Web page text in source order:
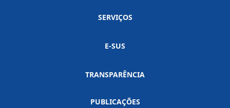
SERVIÇOS
E-SUS
TRANSPARÊNCIA
PUBLICAÇÕES